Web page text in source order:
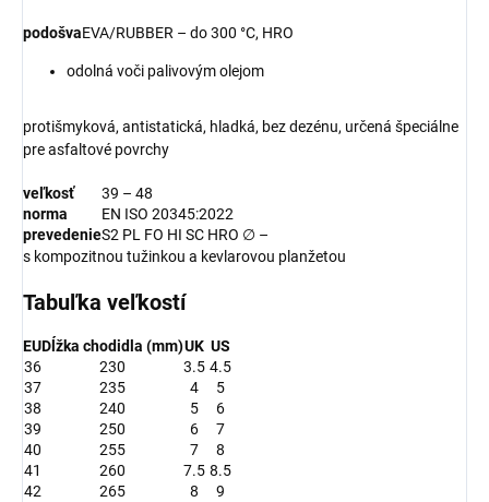
podošvaEVA/RUBBER – do 300 °C, HRO
odolná voči palivovým olejom
protišmyková, antistatická, hladká, bez dezénu, určená špeciálne
pre asfaltové povrchy
veľkosť
39 – 48
norma
EN ISO 20345:2022
prevedenieS2 PL FO HI SC HRO ∅ –
s kompozitnou tužinkou a kevlarovou planžetou
Tabuľka veľkostí
EUDĺžka chodidla (mm)UK US
36
230 3.5 4.5
37
235 4
5
38
240 5
6
39
250 6
7
40
255 7
8
41
260 7.5 8.5
42
265 8
9